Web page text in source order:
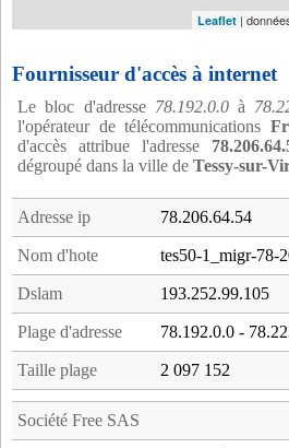
Leaflet |
Fournisseur d'accès à internet
Le bloc d'adresse 78.192.0.0à
l'opérateur de télécommunications
d'accès attribue l'adresse
dégroupé dans la ville de Tessy-sur-
Adresse ip 78.206.64.54
Nom d'hote tes50-1_migr-78-
Dslam 193.252.99.105
Plage d'adresse 78.192.0.0 -
Taille plage 2 097 152
Société Free SAS